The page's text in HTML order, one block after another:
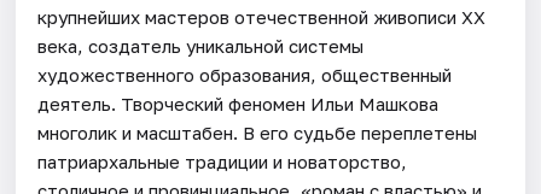
крупнейших мастеров отечественной живописи ХХ
века, создатель уникальной системы
художественного образования, общественный
деятель. Творческий феномен Ильи Машкова
многолик и масштабен. В его судьбе переплетены
патриархальные традиции и новаторство,